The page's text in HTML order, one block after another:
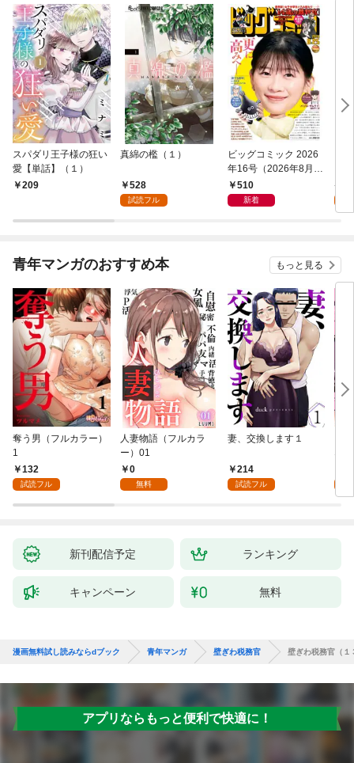
スパダリ王子様の狂い
愛【単話】（１）
209
真綿の檻（１）
528
試読フル
ビッグコミック 2026
年16号（2026年8月7
日発売）
510
新着
青年マンガのおすすめ本 もっと見る
奪う男（フルカラー）
1
132
試読フル
人妻物語（フルカラ
ー）01
0
無料
妻、交換します１
214
試読フル
な
新刊配信予定 ランキング
キャンペーン 無料
漫画無料試し読みならdブック 青年マンガ 壁ぎわ税務官 壁ぎわ税務官（１
アプリならもっと便利で快適に！